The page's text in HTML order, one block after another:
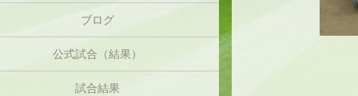
ブログ
公式試合（結果）
試合結果